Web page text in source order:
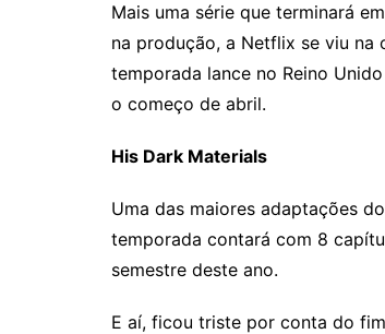
Mais uma série que terminará
na produção, a Netflix se viu na
temporada lance no Reino
o começo de abril.
His Dark Materials
Uma das maiores adaptações
temporada contará com 8
semestre deste ano.
E aí, ficou triste por conta do